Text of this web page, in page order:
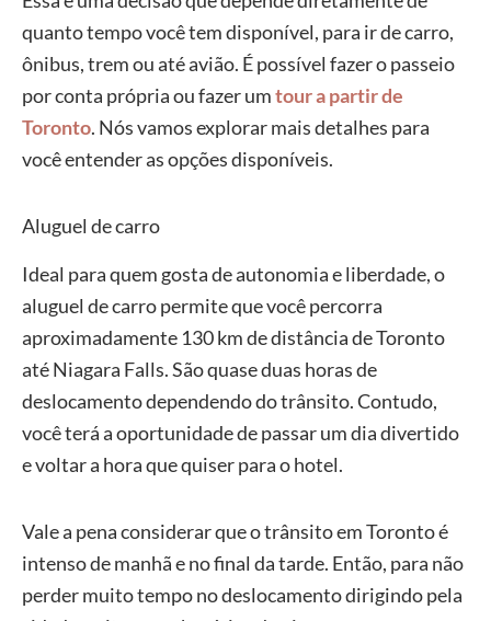
quanto tempo você tem disponível, para ir de carro,
ônibus, trem ou até avião. É possível fazer o passeio
por conta própria ou fazer umtour a partir de
Toronto. Nós vamos explorar mais detalhes para
você entender as opções disponíveis.
Aluguel de carro
Ideal para quem gosta de autonomia e liberdade, o
aluguel de carro permite que você percorra
aproximadamente 130 km de distância de Toronto
até Niagara Falls. São quase duas horas de
deslocamento dependendo do trânsito. Contudo,
você terá a oportunidade de passar um dia divertido
e voltar a hora que quiser para o hotel.
Vale a pena considerar que o trânsito em Toronto é
intenso de manhã e no final da tarde. Então, para não
perder muito tempo no deslocamento dirigindo pela